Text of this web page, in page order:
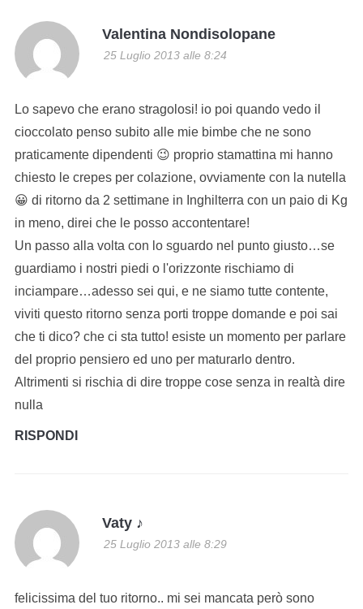
Valentina Nondisolopane
25 Luglio 2013 alle 8:24
Lo sapevo che erano stragolosi! io poi quando vedo il
cioccolato penso subito alle mie bimbe che ne sono
praticamente dipendenti 😉 proprio stamattina mi hanno
chiesto le crepes per colazione, ovviamente con la nutella
😀 di ritorno da 2 settimane in Inghilterra con un paio di Kg
in meno, direi che le posso accontentare!
Un passo alla volta con lo sguardo nel punto giusto…se
guardiamo i nostri piedi o l'orizzonte rischiamo di
inciampare…adesso sei qui, e ne siamo tutte contente,
viviti questo ritorno senza porti troppe domande e poi sai
che ti dico? che ci sta tutto! esiste un momento per parlare
del proprio pensiero ed uno per maturarlo dentro.
Altrimenti si rischia di dire troppe cose senza in realtà dire
nulla
RISPONDI
Vaty ♪
25 Luglio 2013 alle 8:29
felicissima del tuo ritorno.. mi sei mancata però sono